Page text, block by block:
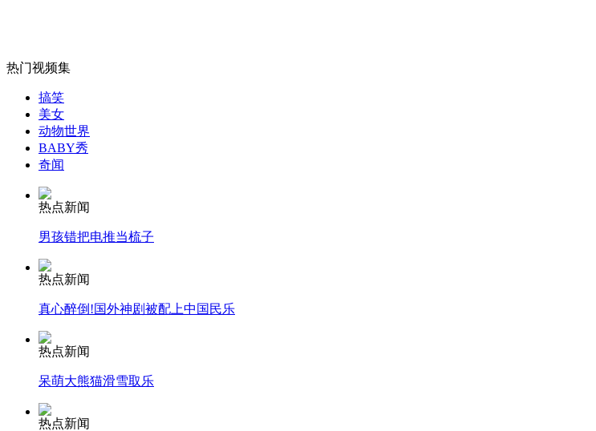
女孩北京地铁殴打老人 痛下狠手拳打脚踢
无痛分娩是否安全 医生回应
外交部：有关国家言论片面不公正
安徽一实载49人客车翻车
热门视频集
搞笑
美女
动物世界
BABY秀
奇闻
热点新闻
男孩错把电推当梳子
热点新闻
真心醉倒!国外神剧被配上中国民乐
热点新闻
呆萌大熊猫滑雪取乐
热点新闻